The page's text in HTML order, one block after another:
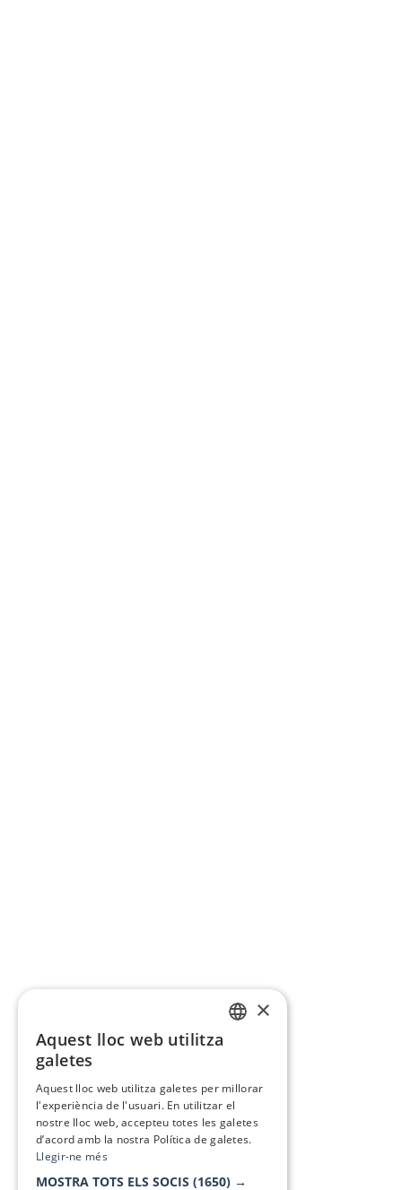
×
Aquest lloc web utilitza
galetes
Aquest lloc web utilitza galetes per millorar
l'experiència de l'usuari. En utilitzar el
nostre lloc web, accepteu totes les galetes
d’acord amb la nostra Política de galetes.
Llegir-ne més
MOSTRA TOTS ELS SOCIS (1650) →